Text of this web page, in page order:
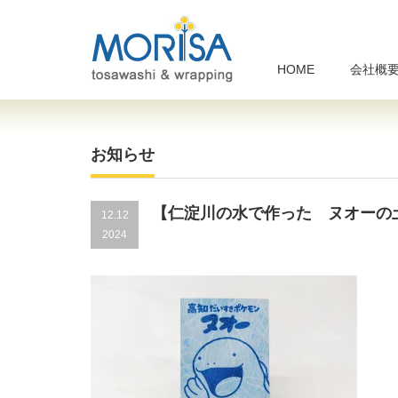
HOME 会社概
お知らせ
12.12
2024
【仁淀川の水で作った ヌオー